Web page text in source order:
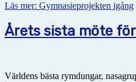
Läs mer: Gymnasieprojekten igång
Årets sista möte
Världens bästa rymdungar,